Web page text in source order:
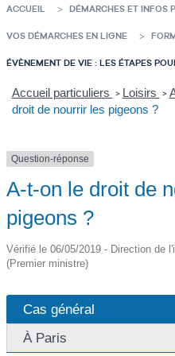
ACCUEIL DÉMARCHES ET INFOS
VOS DÉMARCHES EN LIGNE
ÉVÈNEMENT DE VIE : LES ÉTAPES
Accueil particuliers > Loisirs >
droit de nourrir les pigeons ?
Question-réponse
A-t-on le droit de
pigeons ?
Vérifié le 06/05/2019 - Direction de
(Premier ministre)
Cas général
À Paris